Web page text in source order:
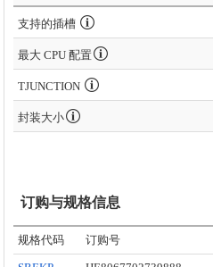
支持的插槽
最大 CPU 配置
TJUNCTION
封装大小
订购与规格信息
规格代码 订购号